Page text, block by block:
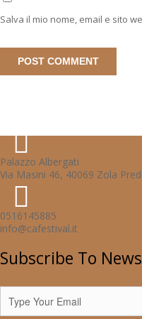
Salva il mio nome, email e sito
Palazzo Albergati
Via Masini 46, 40069 Zola
0516145885
info@cafestival.it
Subscribe To